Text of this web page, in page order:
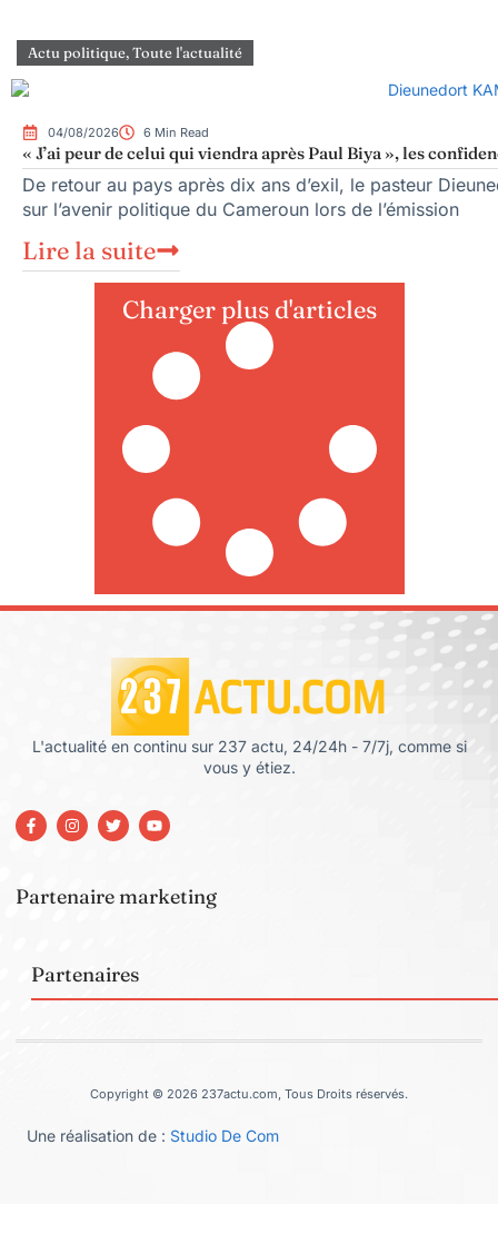
Actu politique,Toute l'actualité
04/08/2026 6 Min Read
« J’ai peur de celui qui viendra après Paul Biya », les
De retour au pays après dix ans d’exil, le pasteur
sur l’avenir politique du Cameroun lors de l’émission
Lire la suite
Charger plus d'articles
L'actualité en continu sur 237 actu, 24/24h - 7/7j, comme si
vous y étiez.
Partenaire marketing
Partenaires
Copyright © 2026 237actu.com, Tous Droits réservés.
Une réalisation de : Studio De Com